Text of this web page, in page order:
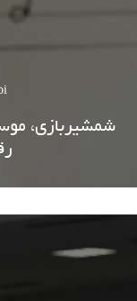
شمشیربازی،